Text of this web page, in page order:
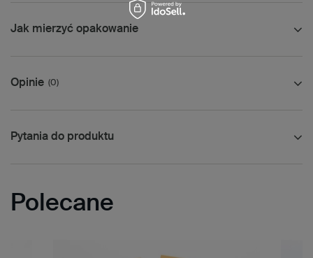
Jak mierzyć opakowanie
Opinie (0)
Pytania do produktu
Polecane